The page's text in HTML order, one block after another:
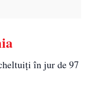
în jur de 97